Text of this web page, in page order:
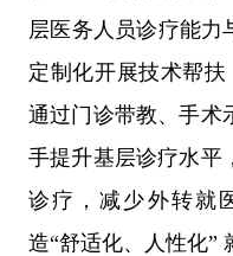
层医务人员诊疗能力
定制化开展技术帮扶
通过门诊带教、手术
手提升基层诊疗水平
诊疗，减少外转就
造“舒适化、人性化”